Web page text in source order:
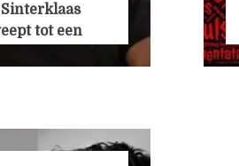
tot een